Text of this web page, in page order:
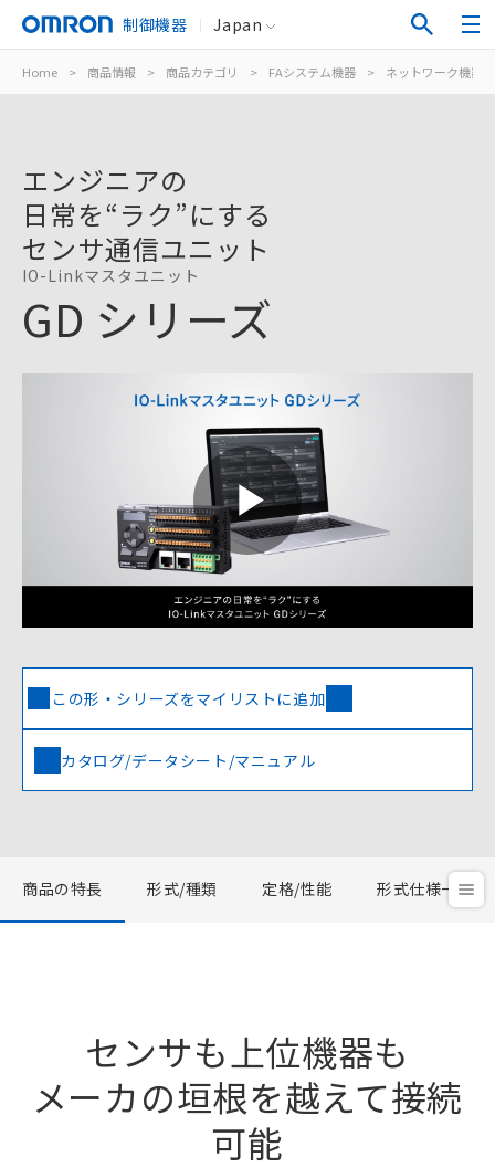
制御機器 Japan
Home > 商品情報 > 商品カテゴリ > FAシステム機器 > ネットワーク機器
エンジニアの
日常を“ラク”にする
センサ通信ユニット
IO-Linkマスタユニット
GD シリーズ
Play
Video
この形・シリーズをマイリストに追加
カタログ/データシート/マニュアル
商品の特長 形式/種類 定格/性能 形式仕様一覧
センサも上位機器も
メーカの垣根を越えて接続
可能